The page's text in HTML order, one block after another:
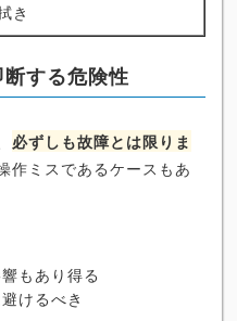
き
する危険性
必ずしも故障とは限りま
作ミスであるケースもあ
もあり得る
けるべき